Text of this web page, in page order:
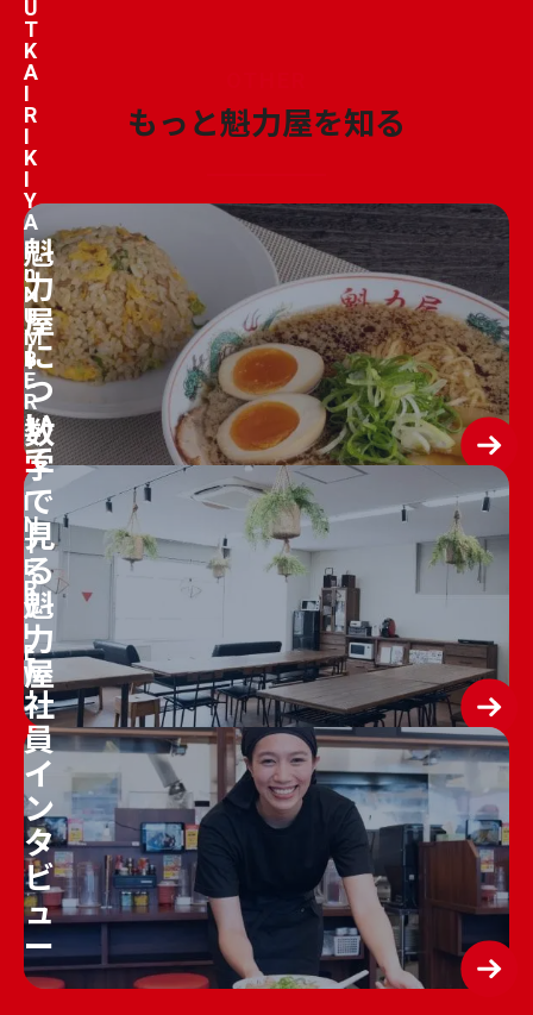
もっと魁力屋を知る
U
T
K
A
I
R
I
K
I
Y
A
魁
力
屋
に
つ
い
て
i
n
N
U
M
B
E
R
数
字
で
見
る
魁
力
屋
I
N
T
E
R
V
I
E
W
社
員
イ
ン
タ
ビ
ュ
ー